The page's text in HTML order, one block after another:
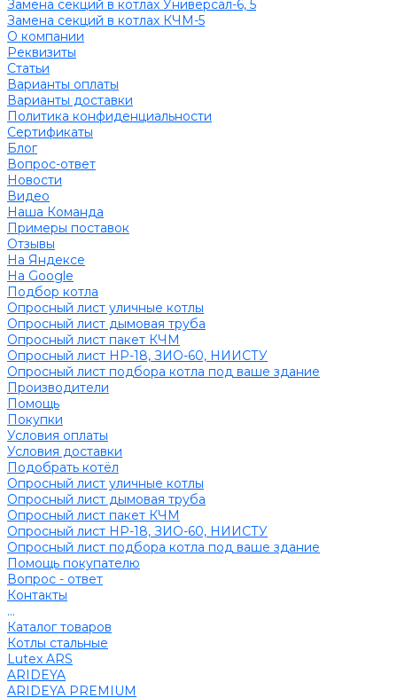
Замена секций в котлах Универсал-6, 5
Замена секций в котлах КЧМ-5
О компании
Реквизиты
Статьи
Варианты оплаты
Варианты доставки
Политика конфиденциальности
Сертификаты
Блог
Вопрос-ответ
Новости
Видео
Наша Команда
Примеры поставок
Отзывы
На Яндексе
На Google
Подбор котла
Опросный лист уличные котлы
Опросный лист дымовая труба
Опросный лист пакет КЧМ
Опросный лист НР-18, ЗИО-60, НИИСТУ
Опросный лист подбора котла под ваше здание
Производители
Помощь
Покупки
Условия оплаты
Условия доставки
Подобрать котёл
Опросный лист уличные котлы
Опросный лист дымовая труба
Опросный лист пакет КЧМ
Опросный лист НР-18, ЗИО-60, НИИСТУ
Опросный лист подбора котла под ваше здание
Помощь покупателю
Вопрос - ответ
Контакты
...
Каталог товаров
Котлы стальные
Lutex ARS
ARIDEYA
ARIDEYA PREMIUM